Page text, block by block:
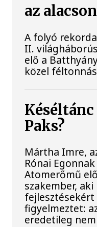
az
A folyó
II.
elő a
közel
Paks?
Mártha Imre,
Rónai
Atomerőmű
szakember,
figyelmeztet:
eredetileg